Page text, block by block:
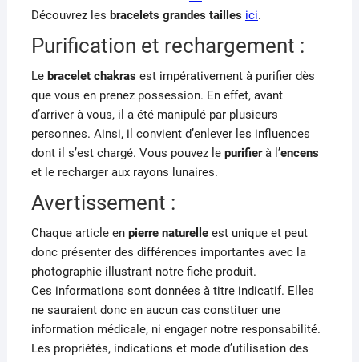
Découvrez les bracelets grandes tailles ici.
Purification et rechargement :
Le bracelet chakras est impérativement à purifier dès
que vous en prenez possession. En effet, avant
d’arriver à vous, il a été manipulé par plusieurs
personnes. Ainsi, il convient d’enlever les influences
dont il s’est chargé. Vous pouvez le purifierà l’encens
et le recharger aux rayons lunaires.
Avertissement :
Chaque article enpierre naturelleest unique et peut
donc présenter des différences importantes avec la
photographie illustrant notre fiche produit.
Ces informations sont données à titre indicatif. Elles
ne sauraient donc en aucun cas constituer une
information médicale, ni engager notre responsabilité.
Les propriétés, indications et mode d’utilisation des